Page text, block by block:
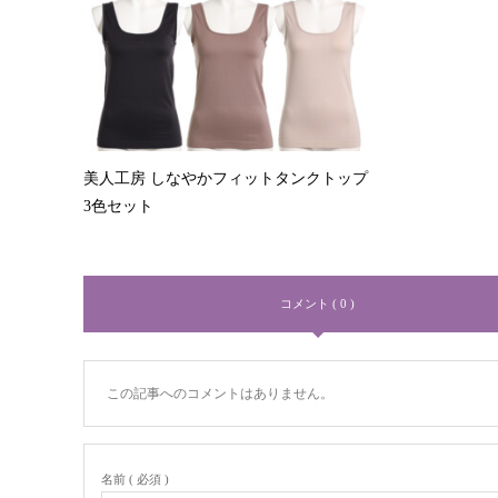
美人工房 しなやかフィットタンクトップ
3色セット
コメント ( 0 )
この記事へのコメントはありません。
名前 ( 必須 )